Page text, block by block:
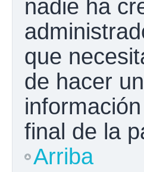
nadie ha
que
de hacer
final de la
Arriba